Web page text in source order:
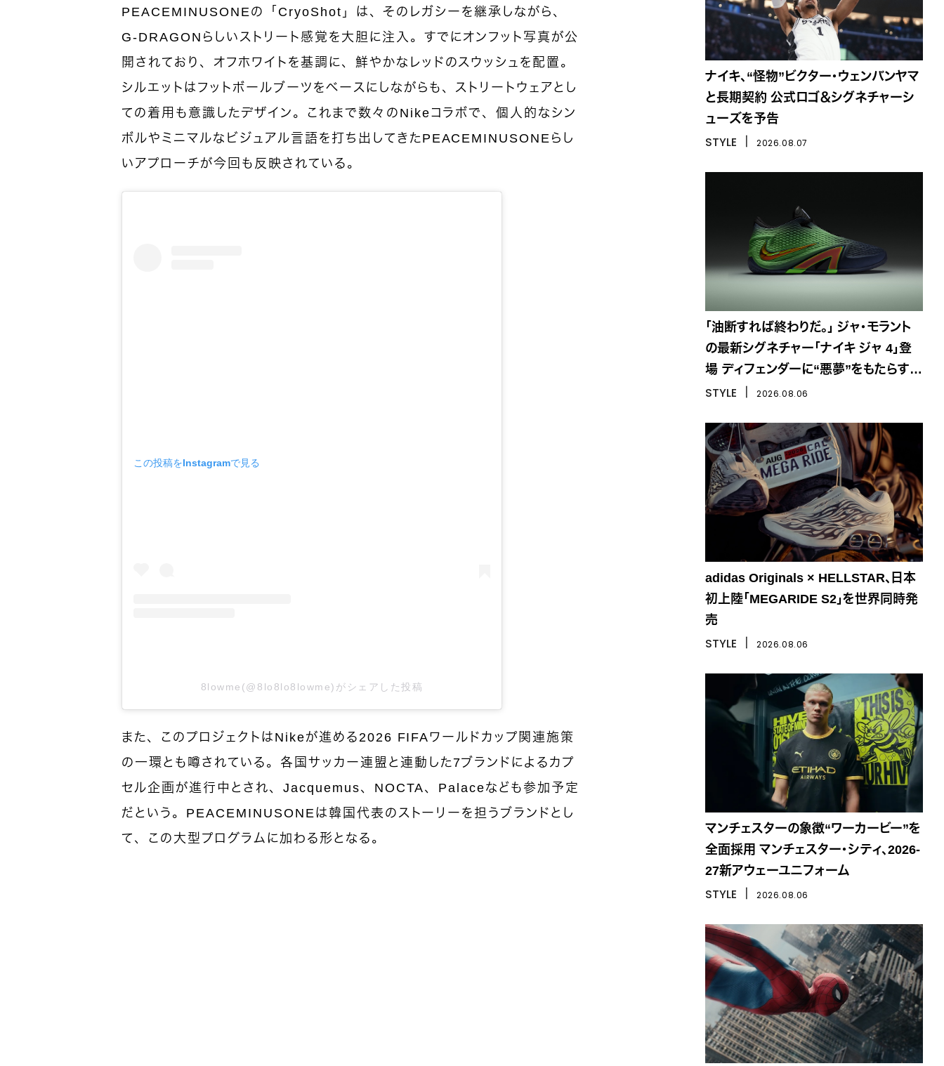
PEACEMINUSONEの「CryoShot」は、そのレガシーを継承しながら、
G-DRAGONらしいストリート感覚を大胆に注入。すでにオンフット写真が公
開されており、オフホワイトを基調に、鮮やかなレッドのスウッシュを配置。
シルエットはフットボールブーツをベースにしながらも、ストリートウェアとし
ての着用も意識したデザイン。これまで数々のNikeコラボで、個人的なシン
ボルやミニマルなビジュアル言語を打ち出してきたPEACEMINUSONEらし
いアプローチが今回も反映されている。
この投稿をInstagramで見る
8lowme(@8lo8lo8lowme)がシェアした投稿
また、このプロジェクトはNikeが進める2026 FIFAワールドカップ関連施策
の一環とも噂されている。各国サッカー連盟と連動した7ブランドによるカプ
セル企画が進行中とされ、Jacquemus、NOCTA、Palaceなども参加予定
だという。PEACEMINUSONEは韓国代表のストーリーを担うブランドとし
て、この大型プログラムに加わる形となる。
ナイキ、“怪物”ビクター・ウェンバンヤマ
と長期契約 公式ロゴ＆シグネチャーシ
ューズを予告
STYLE 2026.08.07
「油断すれば終わりだ。」 ジャ・モラント
の最新シグネチャー「ナイキ ジャ 4」登
場 ディフェンダーに“悪夢”をもたらす一
足
STYLE 2026.08.06
adidas Originals × HELLSTAR、日本
初上陸「MEGARIDE S2」を世界同時発
売
STYLE 2026.08.06
マンチェスターの象徴“ワーカービー”を
全面採用 マンチェスター・シティ、2026-
27新アウェーユニフォーム
STYLE 2026.08.06